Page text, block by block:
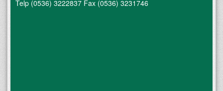
Telp (0536) 3222837 Fax (0536) 3231746